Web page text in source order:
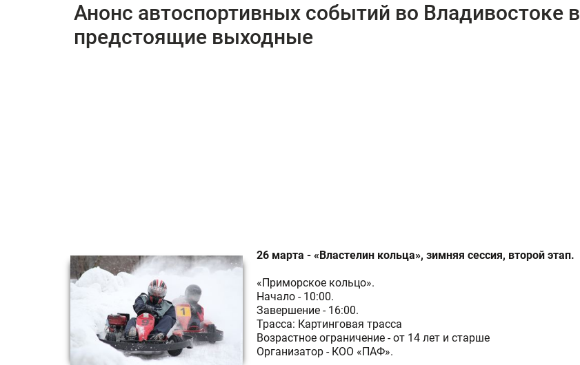
Анонс автоспортивных событий во Владивостоке в
предстоящие выходные
26 марта - «Властелин кольца», зимняя сессия, второй этап.
«Приморское кольцо».
Начало - 10:00.
Завершение - 16:00.
Трасса: Картинговая трасса
Возрастное ограничение - от 14 лет и старше
Организатор - КОО «ПАФ».